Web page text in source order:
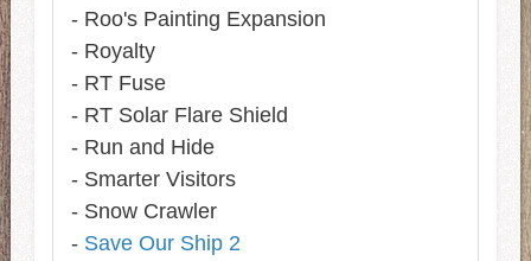
- Roo's Painting Expansion
- Royalty
- RT Fuse
- RT Solar Flare Shield
- Run and Hide
- Smarter Visitors
- Snow Crawler
- Save Our Ship 2